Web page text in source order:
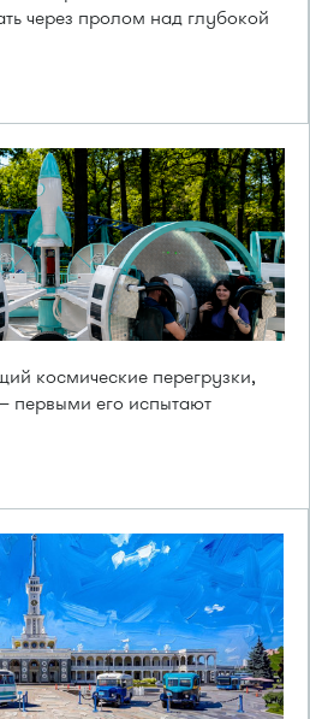
через пролом над глубокой
космические перегрузки,
первыми его испытают